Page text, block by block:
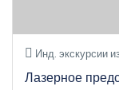
Инд. экскурсии
Лазерное